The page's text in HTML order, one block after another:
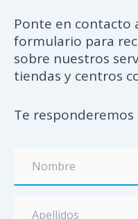
Ponte en contacto
formulario para
sobre nuestros
tiendas y centros
Te responderemos